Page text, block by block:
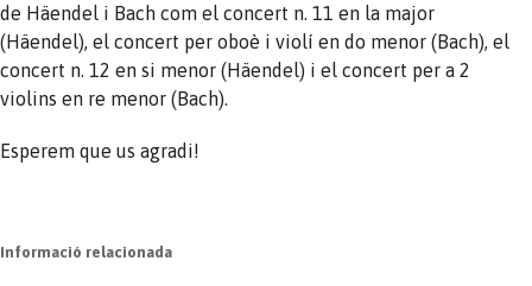
de Häendel i Bach com el concert n. 11 en la major
(Häendel), el concert per oboè i violí en do menor (Bach), el
concert n. 12 en si menor (Häendel) i el concert per a 2
violins en re menor (Bach).
Esperem que us agradi!
Informació relacionada